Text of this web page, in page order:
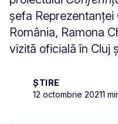
şefa Reprezentanței
România, Ramona
vizită oficială în Cluj
ȘTIRE
12 octombrie 20211